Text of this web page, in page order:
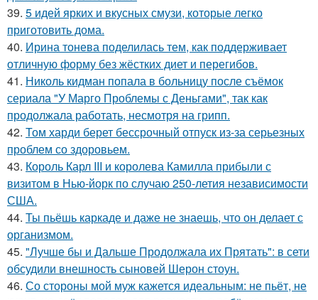
39. 5 идей ярких и вкусных смузи, которые легко
приготовить дома.
40. Ирина тонева поделилась тем, как поддерживает
отличную форму без жёстких диет и перегибов.
41. Николь кидман попала в больницу после съёмок
сериала "У Марго Проблемы с Деньгами", так как
продолжала работать, несмотря на грипп.
42. Том харди берет бессрочный отпуск из-за серьезных
проблем со здоровьем.
43. Король Карл III и королева Камилла прибыли с
визитом в Нью-йорк по случаю 250-летия независимости
США.
44. Ты пьёшь каркаде и даже не знаешь, что он делает с
организмом.
45. "Лучше бы и Дальше Продолжала их Прятать": в сети
обсудили внешность сыновей Шерон стоун.
46. Со стороны мой муж кажется идеальным: не пьёт, не